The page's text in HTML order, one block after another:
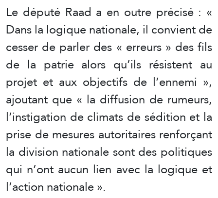
Le député Raad a en outre précisé : «
Dans la logique nationale, il convient de
cesser de parler des « erreurs » des fils
de la patrie alors qu’ils résistent au
projet et aux objectifs de l’ennemi »,
ajoutant que « la diffusion de rumeurs,
l’instigation de climats de sédition et la
prise de mesures autoritaires renforçant
la division nationale sont des politiques
qui n’ont aucun lien avec la logique et
l’action nationale ».